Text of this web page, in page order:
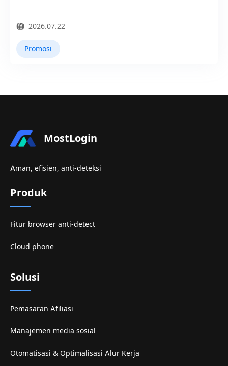
2026.07.22
Promosi
MostLogin
Aman, efisien, anti-deteksi
Produk
Fitur browser anti-detect
Cloud phone
Solusi
Pemasaran Afiliasi
Manajemen media sosial
Otomatisasi & Optimalisasi Alur Kerja